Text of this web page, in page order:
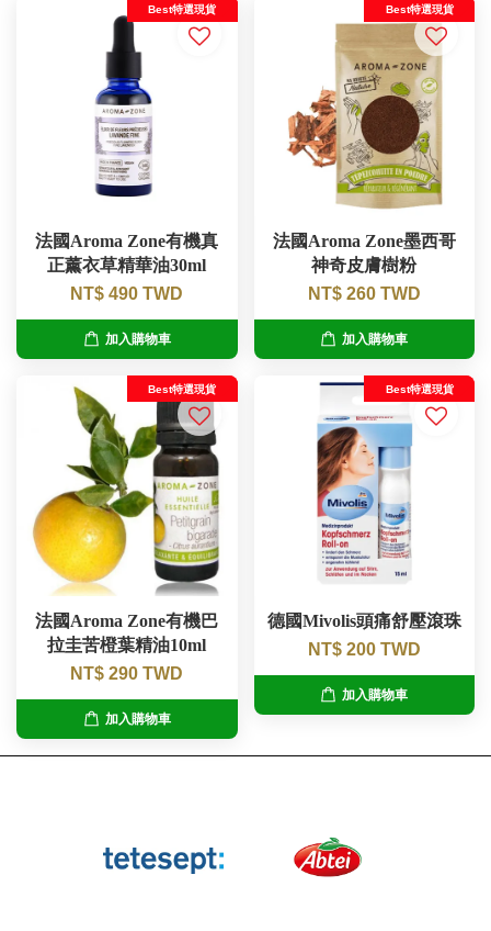
Best特選現貨
法國Aroma Zone有機真
正薰衣草精華油30ml
NT$ 490 TWD
加入購物車
Best特選現貨
法國Aroma Zone墨西哥
神奇皮膚樹粉
NT$ 260 TWD
加入購物車
Best特選現貨
法國Aroma Zone有機巴
拉圭苦橙葉精油10ml
NT$ 290 TWD
加入購物車
Best特選現貨
德國Mivolis頭痛舒壓滾珠
NT$ 200 TWD
加入購物車